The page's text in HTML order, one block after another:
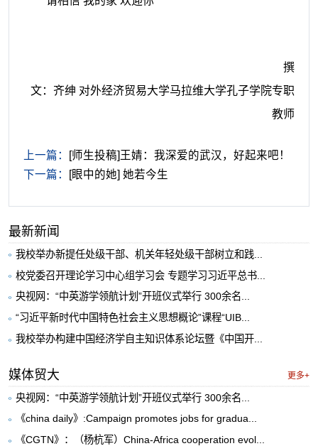
撰
文：齐绅 对外经济贸易大学马拉维大学孔子学院专职
教师
上一篇：
[师生投稿]王婧：我深爱的武汉，好起来吧！
下一篇：
[眼中的她] 她若今生
最新新闻
我校举办新提任处级干部、机关年轻处级干部树立和践...
校党委召开理论学习中心组学习会 专题学习习近平总书...
央视网：“中英游学领航计划”开班仪式举行 300余名...
“习近平新时代中国特色社会主义思想概论”课程“UIB...
我校举办构建中国经济学自主知识体系论坛暨《中国开...
媒体贸大 更多+
央视网：“中英游学领航计划”开班仪式举行 300余名...
《china daily》:Campaign promotes jobs for gradua...
《CGTN》：（杨杭军）China-Africa cooperation evol...